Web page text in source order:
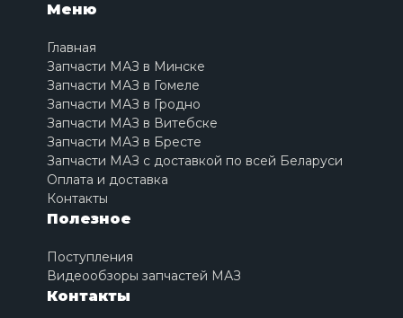
Меню
Главная
Запчасти МАЗ в Минске
Запчасти МАЗ в Гомеле
Запчасти МАЗ в Гродно
Запчасти МАЗ в Витебске
Запчасти МАЗ в Бресте
Запчасти МАЗ с доставкой по всей Беларуси
Оплата и доставка
Контакты
Полезное
Поступления
Видеообзоры запчастей МАЗ
Контакты